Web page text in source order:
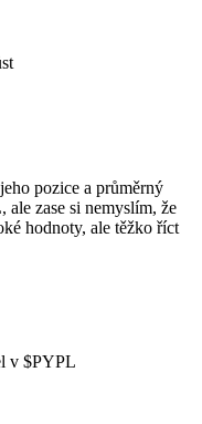
pozice a průměrný
, ale zase si nemyslím, že
hodnoty, ale těžko říct
v $PYPL